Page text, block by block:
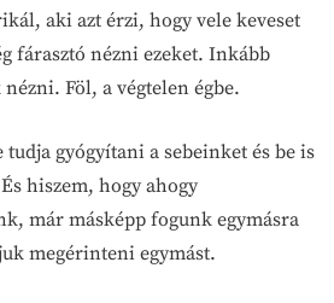
aki azt érzi, hogy vele keveset
fárasztó nézni ezeket. Inkább
Föl, a végtelen égbe.
gyógyítani a sebeinket és be is
hiszem, hogy ahogy
már másképp fogunk egymásra
megérinteni egymást.